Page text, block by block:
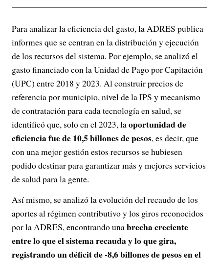
Para analizar la eficiencia del gasto, la ADRES publica
informes que se centran en la distribución y ejecución
de los recursos del sistema. Por ejemplo, se analizó el
gasto financiado con la Unidad de Pago por Capitación
(UPC) entre 2018 y 2023. Al construir precios de
referencia por municipio, nivel de la IPS y mecanismo
de contratación para cada tecnología en salud, se
identificó que, solo en el 2023, laoportunidad de
eficiencia fue de 10,5 billones de pesos, es decir, que
con una mejor gestión estos recursos se hubiesen
podido destinar para garantizar más y mejores servicios
de salud para la gente.
Así mismo, se analizó la evolución del recaudo de los
aportes al régimen contributivo y los giros reconocidos
por la ADRES, encontrando unabrecha creciente
entre lo que el sistema recauda y lo que gira,
registrando un déficit de -8,6 billones de pesos en el